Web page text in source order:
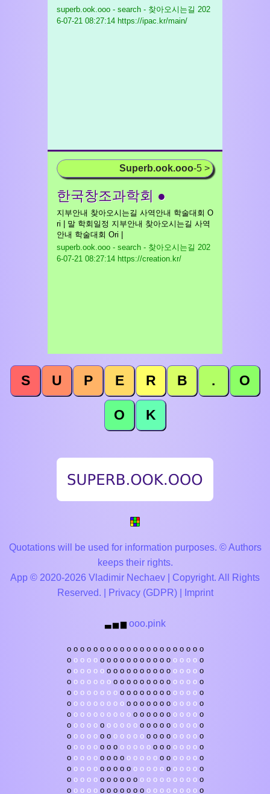
superb.ook.ooo - search - 찾아오시는길 202
6-07-21 08:27:14 https://ipac.kr/main/
Superb.ook.ooo-5 >
한국창조과학회 ●
지부안내 찾아오시는길 사역안내 학술대회 O
ri | 말 학회일정 지부안내 찾아오시는길 사역
안내 학술대회 Ori |
superb.ook.ooo - search - 찾아오시는길 202
6-07-21 08:27:14 https://creation.kr/
S U P E R B . O
O K
Quotations will be used for information purposes. © Authors
keeps their rights.
App © 2020-2026 Vladimir Nechaev | Copyright. All Rights
Reserved. |
Privacy (GDPR)| Imprint
▃ ▅ ▆ ooo.pink
o o o o o o o o o o o o o o o o o o o o o
o o o o o o o o o o o o o o o o o o o o o
o o o o o o o o o o o o o o o o o o o o o
o o o o o o o o o o o o o o o o o o o o o
o o o o o o o o o o o o o o o o o o o o o
o o o o o o o o o o o o o o o o o o o o o
o o o o o o o o o o o o o o o o o o o o o
o o o o o o o o o o o o o o o o o o o o o
o o o o o o o o o o o o o o o o o o o o o
o o o o o o o o o o o o o o o o o o o o o
o o o o o o o o o o o o o o o o o o o o o
o o o o o o o o o o o o o o o o o o o o o
o o o o o o o o o o o o o o o o o o o o o
o o o o o o o o o o o o o o o o o o o o o